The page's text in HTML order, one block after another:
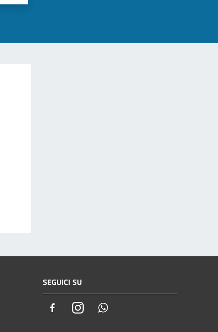
SEGUICI SU
FacebookInstagram